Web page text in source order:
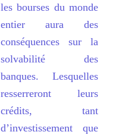
les bourses du monde
entier aura des
conséquences sur la
solvabilité des
banques. Lesquelles
resserreront leurs
crédits, tant
d’investissement que